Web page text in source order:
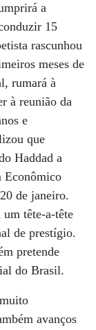
a
15
rascunhou
meses de
rumará à
à reunião da
e
que
Haddad a
Econômico
de janeiro.
tête-a-tête
de prestígio.
pretende
do Brasil.
avanços